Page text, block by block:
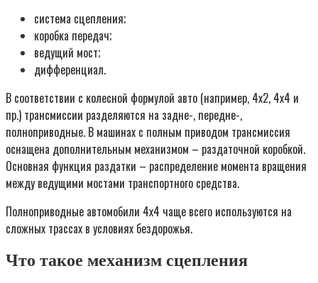
система сцепления;
коробка передач;
ведущий мост;
дифференциал.
В соответствии с колесной формулой авто (например, 4х2, 4х4 и
пр.) трансмиссии разделяются на задне-, передне-,
полноприводные. В машинах с полным приводом трансмиссия
оснащена дополнительным механизмом – раздаточной коробкой.
Основная функция раздатки – распределение момента вращения
между ведущими мостами транспортного средства.
Полноприводные автомобили 4х4 чаще всего используются на
сложных трассах в условиях бездорожья.
Что такое механизм сцепления